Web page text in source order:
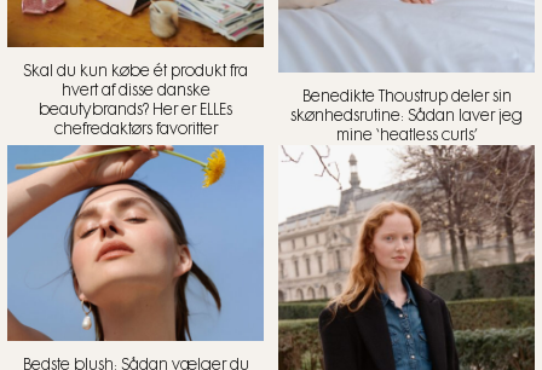
Skal du kun købe ét produkt fra
hvert af disse danske
beautybrands? Her er ELLEs
chefredaktørs favoritter
Benedikte Thoustrup deler sin
skønhedsrutine: Sådan laver jeg
mine ‘heatless curls’
Bedste blush: Sådan vælger du